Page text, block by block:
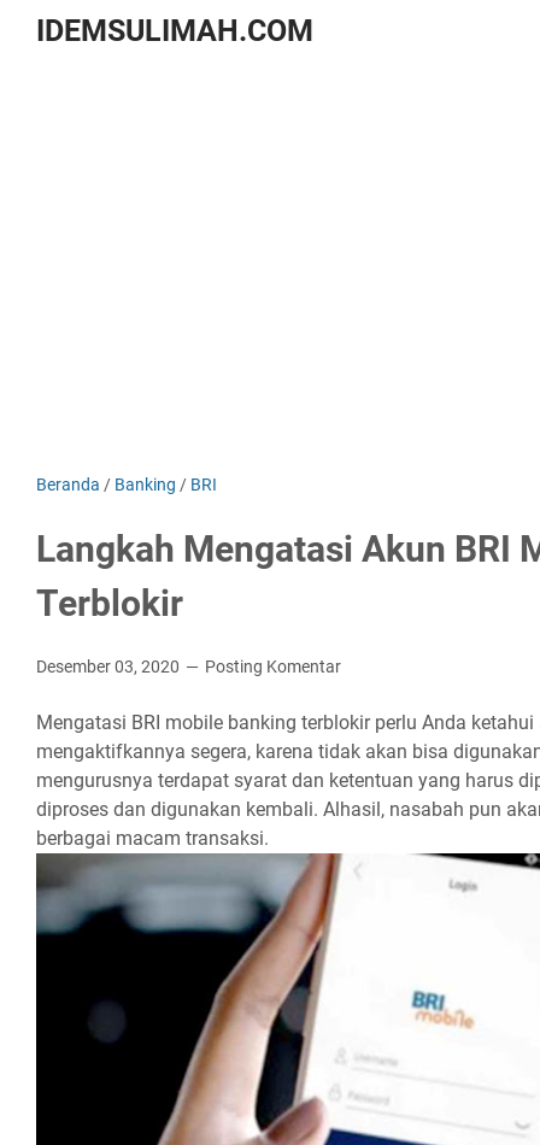
IDEMSULIMAH.COM
Beranda / Banking / BRI
Langkah Mengatasi Akun BRI
Terblokir
Desember 03, 2020 Posting Komentar
Mengatasi BRI mobile banking terblokir perlu Anda
mengaktifkannya segera, karena tidak akan bisa
mengurusnya terdapat syarat dan ketentuan yang harus
diproses dan digunakan kembali. Alhasil, nasabah pun
berbagai macam transaksi.